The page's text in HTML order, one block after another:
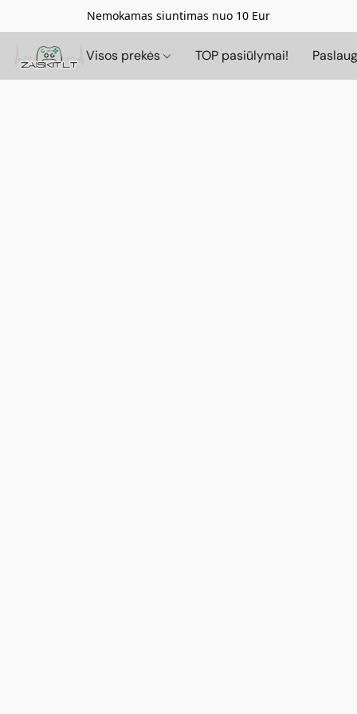
Nemokamas siuntimas nuo 10 Eur
Visos prekės TOP pasiūlymai!